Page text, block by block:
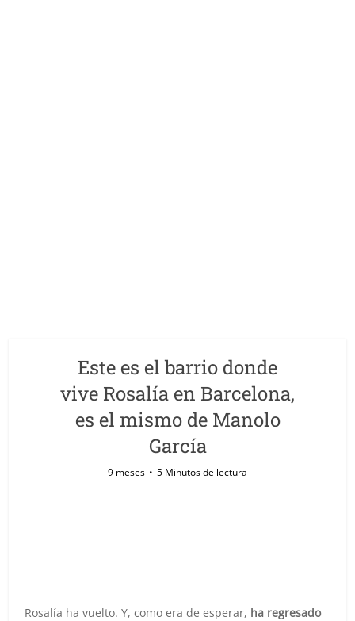
Este es el barrio donde
vive Rosalía en Barcelona,
es el mismo de Manolo
García
9 meses 5 Minutos de lectura
Rosalía ha vuelto. Y, como era de esperar, ha regresado